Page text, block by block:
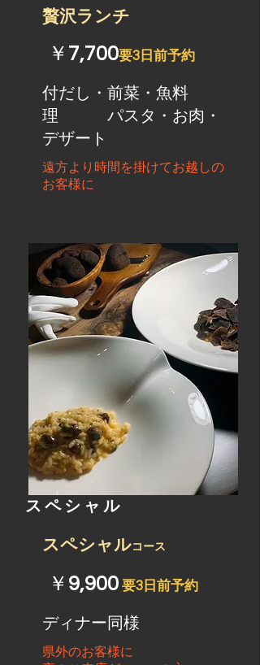
​贅沢ランチ
​￥ 7,700要3日前予約
​付だし・前菜・魚料
理 パスタ・お肉・
デザート
遠方より時間を掛けてお越しの
お客様に
​スペシャル
スペシャルコース
​￥ 9,900 要3日前予約
​ディナー同様
県外のお客様に